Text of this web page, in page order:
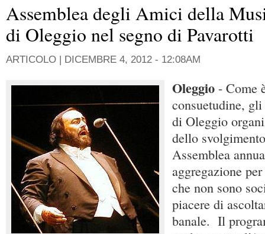
Assemblea degli Amici della
di Oleggio nel segno di Pavarotti
ARTICOLO | DICEMBRE 4, 2012 - 12:08AM
Oleggio - Come
consuetudine,
di Oleggio
dello
Assemblea
aggregazione
che non sono
piacere di
banale. Il